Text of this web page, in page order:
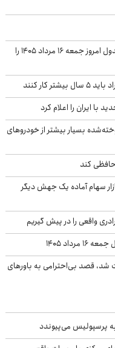
تغییرات شدید محصولات سایپا/ خریداران جدول امروز جمعه ۱۶ مرداد ۱۴۰۵ را
کنند
با ایران را اعلام کرد
بسیار بیشتر از خودروهای
کند
بورس فردا شنبه ۱۷ مرداد ۱۴۰۵/ بازار سهام آماده یک جهش دیگر
واقعی را در پیش گیریم
۱۴۰۵
قصد بی‌احترامی به باورهای
پرسپولیس می‌پیوندد